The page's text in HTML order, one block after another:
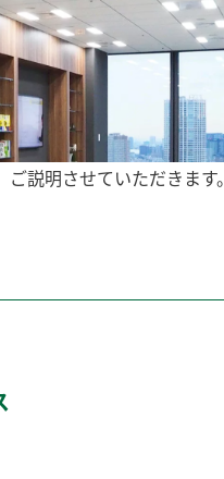
説明させていただきます。